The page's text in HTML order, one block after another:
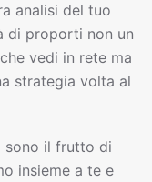
analisi del tuo
di proporti non un
vedi in rete ma
strategia volta al
sono il frutto di
insieme a te e